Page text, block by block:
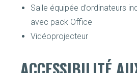
Salle équipée d’ordinateurs
avec pack Office
Vidéoprojecteur